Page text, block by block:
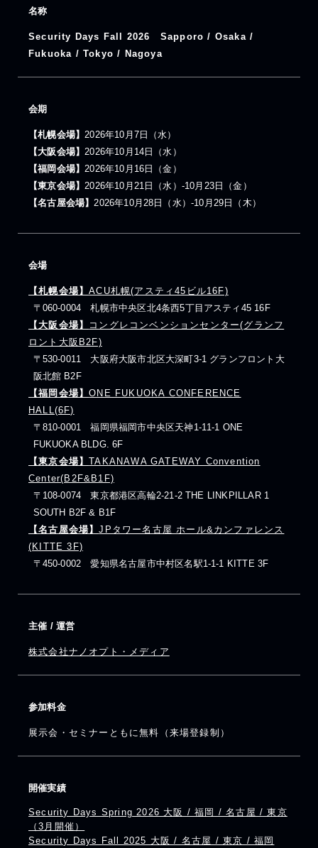
名称
Security Days Fall 2026 Sapporo / Osaka /
Fukuoka / Tokyo / Nagoya
会期
【札幌会場】 2026年10月7日（水）
【大阪会場】 2026年10月14日（水）
【福岡会場】 2026年10月16日（金）
【東京会場】 2026年10月21日（水）-10月23日（金）
【名古屋会場】 2026年10月28日（水）-10月29日（木）
会場
【札幌会場】ACU札幌(アスティ45ビル16F)
〒060-0004 札幌市中央区北4条西5丁目アスティ45 16F
【大阪会場】
コングレコンベンションセンター(グランフ
ロント大阪B2F)
〒530-0011 大阪府大阪市北区大深町3-1 グランフロント大
阪北館 B2F
【福岡会場】ONE FUKUOKA CONFERENCE
HALL(6F)
〒810-0001 福岡県福岡市中央区天神1-11-1 ONE
FUKUOKA BLDG. 6F
【東京会場】TAKANAWA GATEWAY Convention
Center(B2F&B1F)
〒108-0074 東京都港区高輪2-21-2 THE LINKPILLAR 1
SOUTH B2F & B1F
【名古屋会場】JPタワー名古屋 ホール&カンファレンス
(KITTE 3F)
〒450-0002 愛知県名古屋市中村区名駅1-1-1 KITTE 3F
主催 / 運営
株式会社ナノオプト・メディア
参加料金
展示会・セミナーともに無料（来場登録制）
開催実績
Security Days Spring 2026 大阪 / 福岡 / 名古屋 / 東京
（3月開催）
Security Days Fall 2025 大阪 / 名古屋 / 東京 / 福岡